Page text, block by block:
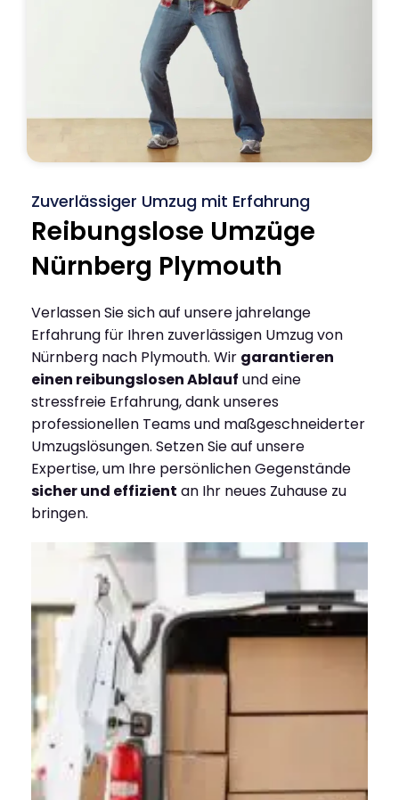
Zuverlässiger Umzug mit Erfahrung
Reibungslose Umzüge
Nürnberg Plymouth
Verlassen Sie sich auf unsere jahrelange
Erfahrung für Ihren zuverlässigen Umzug von
Nürnberg nach Plymouth. Wir garantieren
einen reibungslosen Ablauf und eine
stressfreie Erfahrung, dank unseres
professionellen Teams und maßgeschneiderter
Umzugslösungen. Setzen Sie auf unsere
Expertise, um Ihre persönlichen Gegenstände
sicher und effizient an Ihr neues Zuhause zu
bringen.